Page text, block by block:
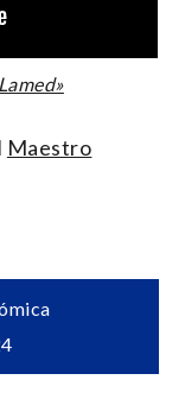
Maestro